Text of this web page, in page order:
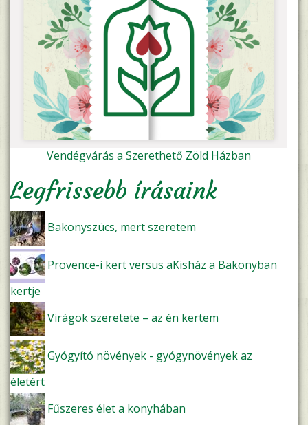
Vendégvárás a Szerethető Zöld Házban
Legfrissebb írásaink
Bakonyszücs, mert szeretem
Provence-i kert versus aKisház a Bakonyban
kertje
Virágok szeretete – az én kertem
Gyógyító növények - gyógynövények az
életért
Fűszeres élet a konyhában